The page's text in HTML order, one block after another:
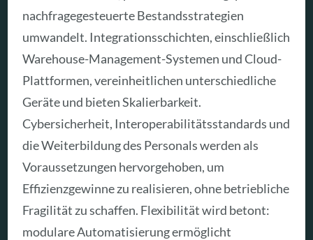
nachfragegesteuerte Bestandsstrategien
umwandelt. Integrationsschichten, einschließlich
Warehouse-Management-Systemen und Cloud-
Plattformen, vereinheitlichen unterschiedliche
Geräte und bieten Skalierbarkeit.
Cybersicherheit, Interoperabilitätsstandards und
die Weiterbildung des Personals werden als
Voraussetzungen hervorgehoben, um
Effizienzgewinne zu realisieren, ohne betriebliche
Fragilität zu schaffen. Flexibilität wird betont:
modulare Automatisierung ermöglicht